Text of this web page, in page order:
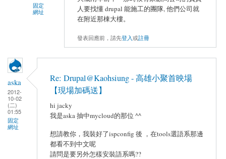
固定
網址
人要找懂 drupal 能施工的團隊, 他們公司就
在附近那棟大樓。
發表回應前，請先登入或註冊
aska
2012-
10-02
(二)
01:55
固定
網址
Re: Drupal@Kaohsiung - 高雄小聚首映場
【現場加碼送】
hi jacky
我是aska 抽中mycloud的那位 ^^
想請教你，我裝好了ispconfig 後 ，在tools選語系那邊
都看不到中文呢
請問是要另外怎樣安裝語系嗎??